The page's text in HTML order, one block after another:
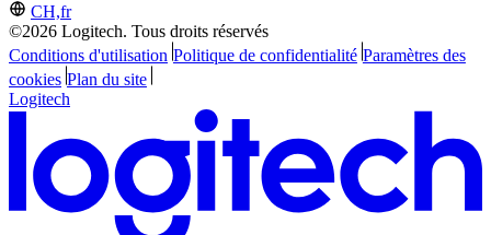
CH,fr
©2026 Logitech. Tous droits réservés
Conditions d'utilisation Politique de confidentialité Paramètres des
cookies Plan du site
Logitech